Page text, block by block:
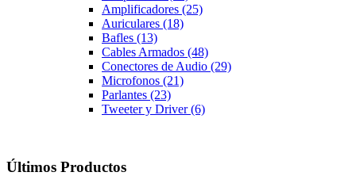
Amplificadores (25)
Auriculares (18)
Bafles (13)
Cables Armados (48)
Conectores de Audio (29)
Microfonos (21)
Parlantes (23)
Tweeter y Driver(6)
Últimos Productos